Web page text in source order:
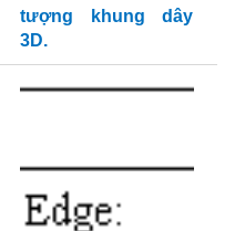
tượng khung dây
3D.